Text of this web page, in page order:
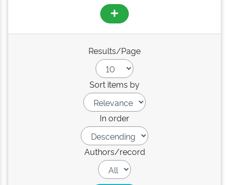
Results/Page
Sort items by
In order
Authors/record